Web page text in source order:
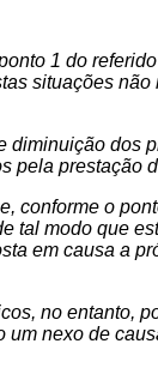
1 do
situações
diminuição dos
pela prestação
conforme o
tal modo que
em causa a
no entanto,
nexo de